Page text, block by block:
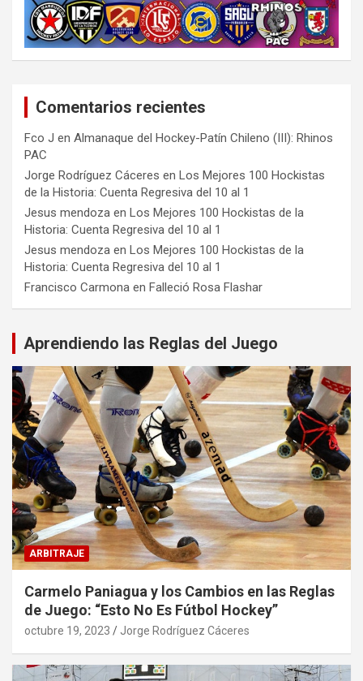
Comentarios recientes
Fco J en Almanaque del Hockey-Patín Chileno (III): Rhinos
PAC
Jorge Rodríguez Cáceres en Los Mejores 100 Hockistas
de la Historia: Cuenta Regresiva del 10 al 1
Jesus mendoza en Los Mejores 100 Hockistas de la
Historia: Cuenta Regresiva del 10 al 1
Jesus mendoza en Los Mejores 100 Hockistas de la
Historia: Cuenta Regresiva del 10 al 1
Francisco Carmona en Falleció Rosa Flashar
Aprendiendo las Reglas del Juego
ARBITRAJE
Carmelo Paniagua y los Cambios en las Reglas
de Juego: “Esto No Es Fútbol Hockey”
octubre 19, 2023 Jorge Rodríguez Cáceres